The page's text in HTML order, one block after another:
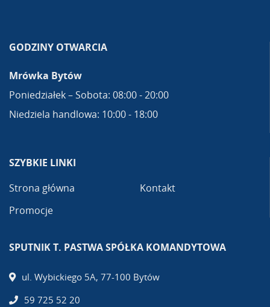
GODZINY OTWARCIA
Mrówka Bytów
Poniedziałek – Sobota: 08:00 - 20:00
Niedziela handlowa: 10:00 - 18:00
SZYBKIE LINKI
Strona główna
Promocje
Kontakt
SPUTNIK T. PASTWA SPÓŁKA KOMANDYTOWA
ul. Wybickiego 5A, 77-100 Bytów
59 725 52 20